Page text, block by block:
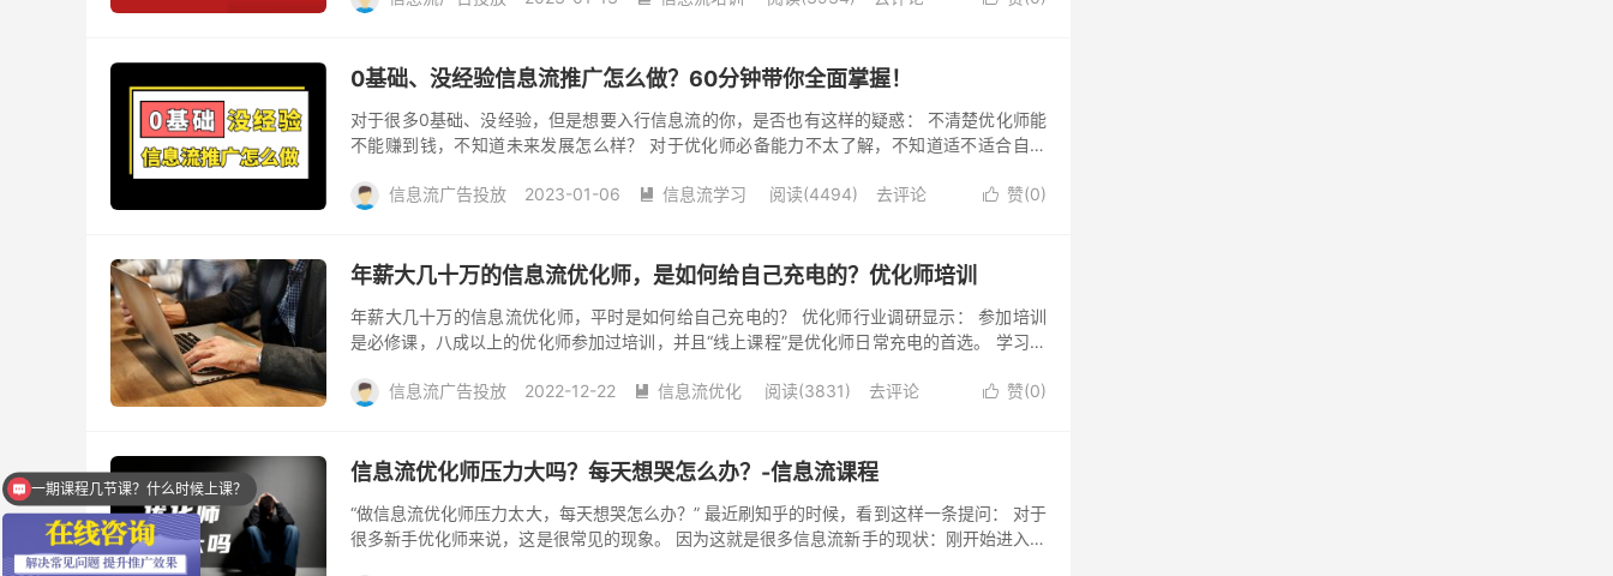
0基础、没经验信息流推广怎么做？60分钟带你全面掌握！
对于很多0基础、没经验，但是想要入行信息流的你，是否也有这样的疑惑： 不清楚优化师能
不能赚到钱，不知道未来发展怎么样？ 对于优化师必备能力不太了解，不知道适不适合自己
 赞(0)
信息流广告投放 2023-01-06  信息流学习 阅读(4494) 去评论
年薪大几十万的信息流优化师，是如何给自己充电的？优化师培训
年薪大几十万的信息流优化师，平时是如何给自己充电的？ 优化师行业调研显示： 参加培训
是必修课，八成以上的优化师参加过培训，并且“线上课程”是优化师日常充电的首选。 学习已
 赞(0)
信息流广告投放 2022-12-22  信息流优化 阅读(3831) 去评论
信息流优化师压力大吗？每天想哭怎么办？-信息流课程
“做信息流优化师压力太大，每天想哭怎么办？” 最近刷知乎的时候，看到这样一条提问： 对于
很多新手优化师来说，这是很常见的现象。 因为这就是很多信息流新手的现状：刚开始进入信
一期课程几节课？什么时候上课？
学完后能提升效果吗？